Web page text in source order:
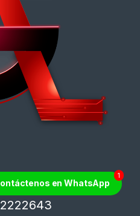
dudas?
en WhatsApp
1